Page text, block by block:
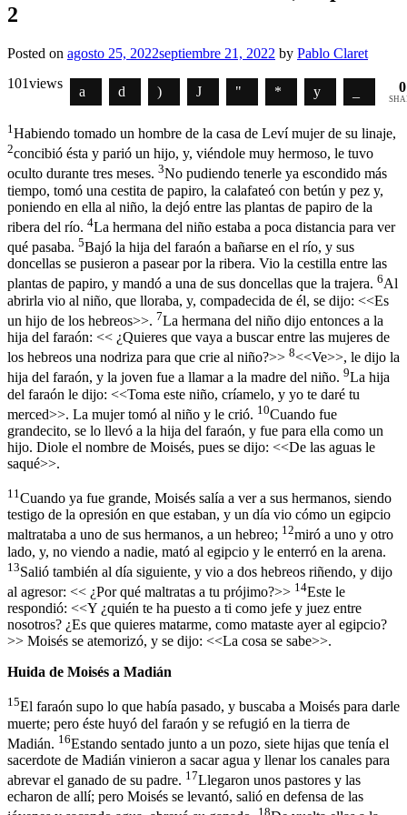
2
Posted on agosto 25, 2022septiembre 21, 2022 by Pablo Claret
101views 0
1 Habiendo tomado un hombre de la casa de Leví mujer de su linaje,
2concibió ésta y parió un hijo, y, viéndole muy hermoso, le tuvo
oculto durante tres meses. 3No pudiendo tenerle ya escondido más
tiempo, tomó una cestita de papiro, la calafateó con betún y pez y,
poniendo en ella al niño, la dejó entre las plantas de papiro de la
ribera del río. 4La hermana del niño estaba a poca distancia para ver
qué pasaba. 5Bajó la hija del faraón a bañarse en el río, y sus
doncellas se pusieron a pasear por la ribera. Vio la cestilla entre las
plantas de papiro, y mandó a una de sus doncellas que la trajera. 6Al
abrirla vio al niño, que lloraba, y, compadecida de él, se dijo: <<Es
un hijo de los hebreos>>. 7La hermana del niño dijo entonces a la
hija del faraón: << ¿Quieres que vaya a buscar entre las mujeres de
los hebreos una nodriza para que crie al niño?>> 8<<Ve>>, le dijo la
hija del faraón, y la joven fue a llamar a la madre del niño. 9La hija
del faraón le dijo: <<Toma este niño, críamelo, y yo te daré tu
merced>>. La mujer tomó al niño y le crió. 10Cuando fue
grandecito, se lo llevó a la hija del faraón, y fue para ella como un
hijo. Diole el nombre de Moisés, pues se dijo: <<De las aguas le
saqué>>.
11Cuando ya fue grande, Moisés salía a ver a sus hermanos, siendo
testigo de la opresión en que estaban, y un día vio cómo un egipcio
maltrataba a uno de sus hermanos, a un hebreo; 12miró a uno y otro
lado, y, no viendo a nadie, mató al egipcio y le enterró en la arena.
13Salió también al día siguiente, y vio a dos hebreos riñendo, y dijo
al agresor: << ¿Por qué maltratas a tu prójimo?>> 14Este le
respondió: <<Y ¿quién te ha puesto a ti como jefe y juez entre
nosotros? ¿Es que quieres matarme, como mataste ayer al egipcio?
>> Moisés se atemorizó, y se dijo: <<La cosa se sabe>>.
Huida de Moisés a Madián
15El faraón supo lo que había pasado, y buscaba a Moisés para darle
muerte; pero éste huyó del faraón y se refugió en la tierra de
Madián. 16Estando sentado junto a un pozo, siete hijas que tenía el
sacerdote de Madián vinieron a sacar agua y llenar los canales para
abrevar el ganado de su padre. 17Llegaron unos pastores y las
echaron de allí; pero Moisés se levantó, salió en defensa de las
18